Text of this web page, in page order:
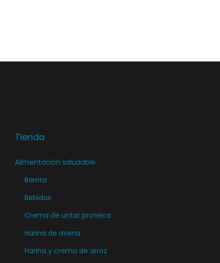
Tienda
Alimentación saludable
Barrita
Bebidas
Crema de untar proteica
Harina de avena
Harina y crema de arroz